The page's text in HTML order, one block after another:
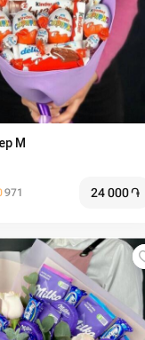
М
971 24 000֏